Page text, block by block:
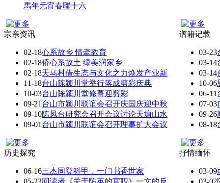
馬年元宵春聯十六
宗亲资讯
02-18心系故乡 情牵教育
02-18侨心系故土 绿美润家乡
02-18天马村借生态与文化之力焕发产业新
11-18台山陈颍川堂举行落成剪彩庆典
10-03台山陈颍川堂修葺迎剪彩
09-21 台山市颍川联谊会召开庆国庆迎中秋
09-10陈凤台研究会召开会议讨论天塘山水
09-01 台山市颍川联谊会召开理事扩大会议
谱籍记载
03-23
03-14
03-14
10-06
06-11
07-03
09-26
08-18
历史探究
06-16三杰同登科甲，一门书香世家
05-23回读者《关于陈英的官职》一文的反
抒情缅怀
03-09
03-02